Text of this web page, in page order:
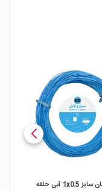
سیم افشان سایز 1x0.5 آبی حلقه